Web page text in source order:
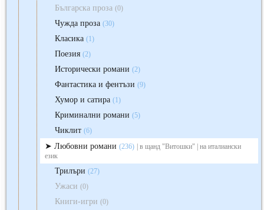
Българска проза (0)
Чужда проза (30)
Класика (1)
Поезия (2)
Исторически романи (2)
Фантастика и фентъзи (9)
Хумор и сатира (1)
Криминални романи (5)
Чиклит (6)
Любовни романи (236)
| в щанд "Витошки" | на италиански
език
Трилъри (27)
Ужаси (0)
Книги-игри (0)